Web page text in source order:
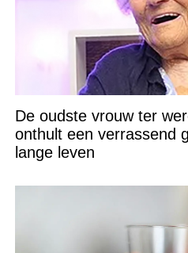
De oudste vrouw ter
onthult een verrassend
lange leven